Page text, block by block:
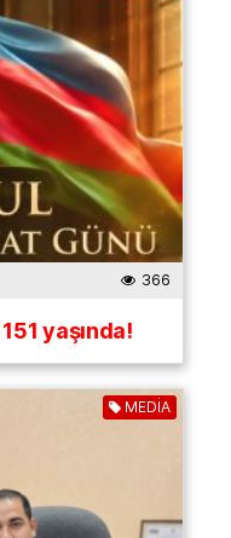
366
151 yaşında!
MEDİA